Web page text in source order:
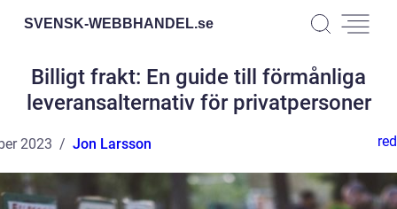
SVENSK-WEBBHANDEL.se
Billigt frakt: En guide till förmånliga
leveransalternativ för privatpersoner
2023 Jon Larsson